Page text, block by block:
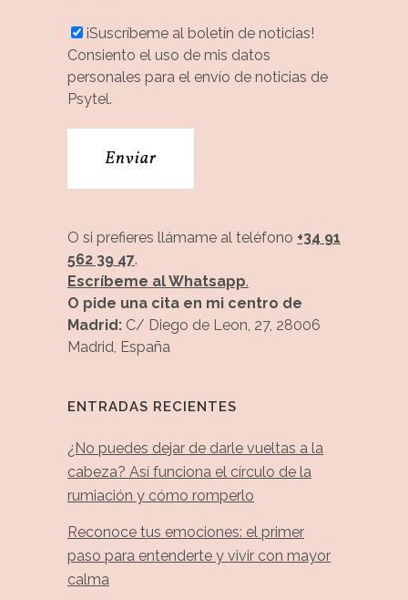
¡Suscríbeme al boletín de noticias!
Consiento el uso de mis datos
personales para el envío de noticias de
Psytel.
O si prefieres llámame al teléfono +34 91
562 39 47.
Escríbeme al Whatsapp.
O pide una cita en mi centro de
Madrid: C/ Diego de Leon, 27, 28006
Madrid, España
ENTRADAS RECIENTES
¿No puedes dejar de darle vueltas a la
cabeza? Así funciona el círculo de la
rumiación y cómo romperlo
Reconoce tus emociones: el primer
paso para entenderte y vivir con mayor
calma